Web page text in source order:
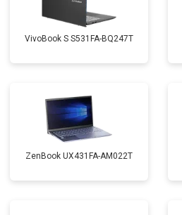
VivoBook S S531FA-BQ247T
ZenBook UX431FA-AM022T